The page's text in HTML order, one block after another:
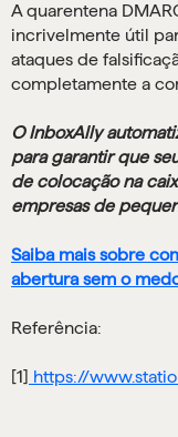
A quarentena
incrivelmente útil
ataques de
completamente a
O InboxAlly
para garantir que
de colocação na
empresas de
Saiba mais sobre
abertura sem o
Referência:
[1] https://